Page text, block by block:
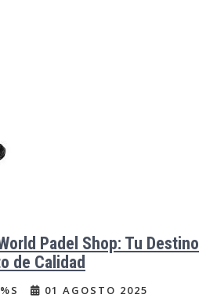
Padel Shop: Tu Destino
de Calidad
01 AGOSTO 2025